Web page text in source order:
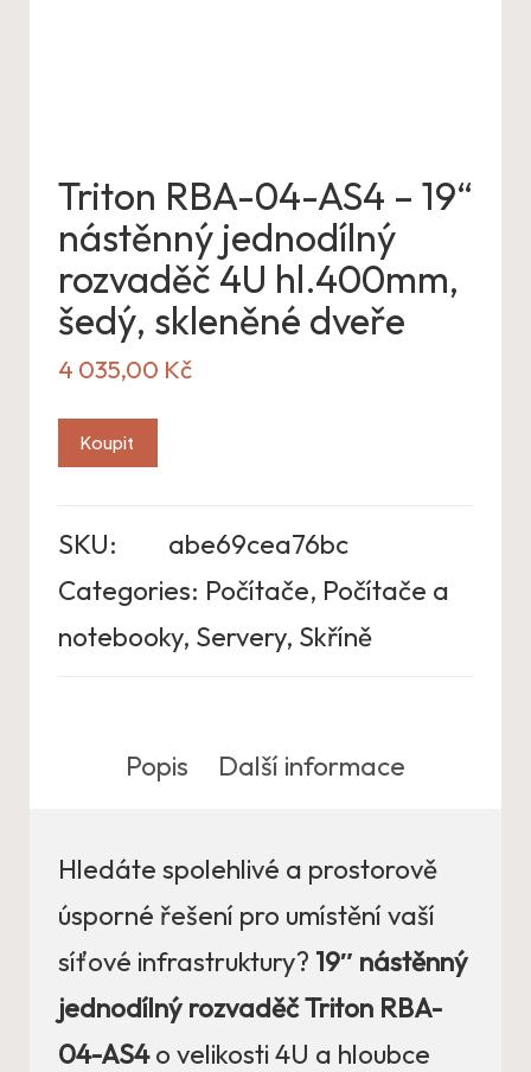
Triton RBA-04-AS4 – 19“
nástěnný jednodílný
rozvaděč 4U hl.400mm,
šedý, skleněné dveře
4 035,00 Kč
Koupit
SKU:
abe69cea76bc
Categories: Počítače, Počítače a
notebooky, Servery, Skříně
Popis Další informace
Hledáte spolehlivé a prostorově
úsporné řešení pro umístění vaší
síťové infrastruktury? 19″ nástěnný
jednodílný rozvaděč Triton RBA-
04-AS4o velikosti 4U a hloubce